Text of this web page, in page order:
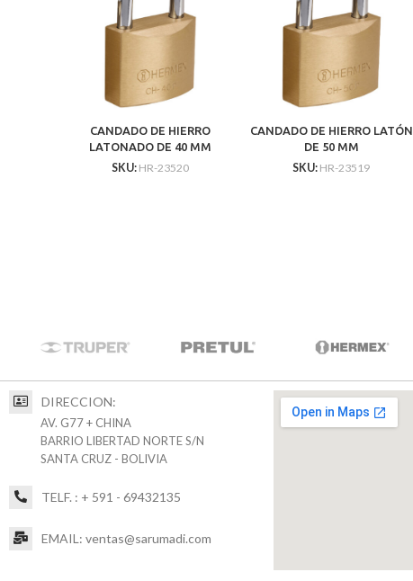
CANDADO DE HIERRO
LATONADO DE 40 MM
GANCHO CORTO
SKU: HR-23520
CANDADO DE HIERRO LATÓN
DE 50 MM
SKU: HR-23519
DIRECCION:
AV. G77 + CHINA
BARRIO LIBERTAD NORTE S/N
SANTA CRUZ - BOLIVIA
TELF. : + 591 - 69432135
EMAIL: ventas@sarumadi.com